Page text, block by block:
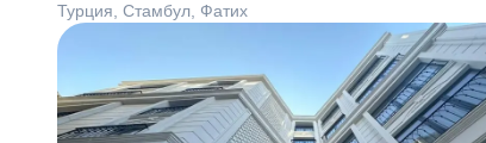
Турция Стамбул Фатих